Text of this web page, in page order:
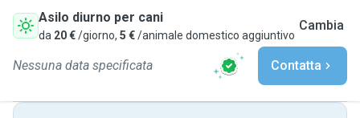
Asilo diurno per cani
da 20 €/giorno, 5 €/animale domestico aggiuntivo
Cambia
Nessuna data specificata Contatta